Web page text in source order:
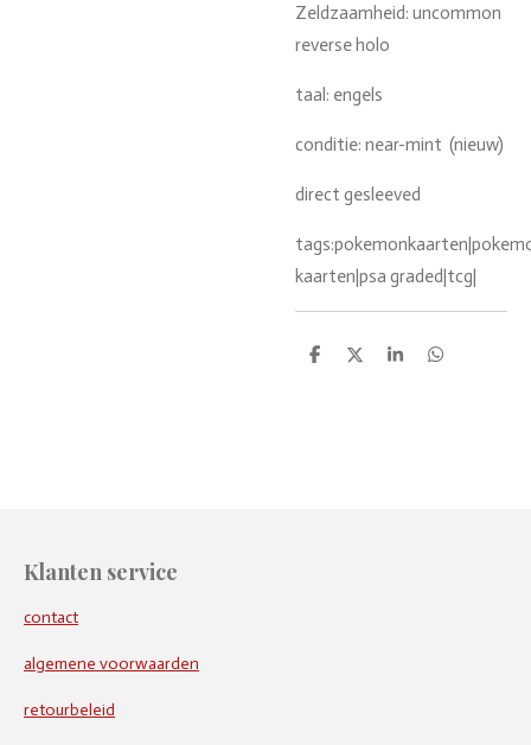
Zeldzaamheid: uncommon
reverse holo
taal: engels
conditie: near-mint (nieuw)
direct gesleeved
kaarten|psa graded|tcg|
D
D
S
D
Klanten service
contact
algemene voorwaarden
retourbeleid